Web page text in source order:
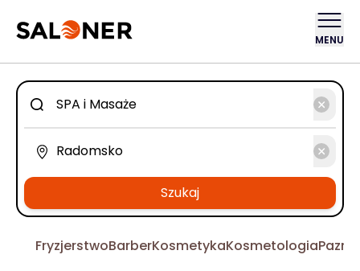
MENU
Szukaj
FryzjerstwoBarberKosmetykaKosmetologia